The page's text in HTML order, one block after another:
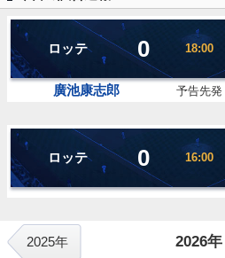
ロッテ 0 18:00
廣池康志郎 予告先発
ロッテ 0 16:00
2025年 2026年